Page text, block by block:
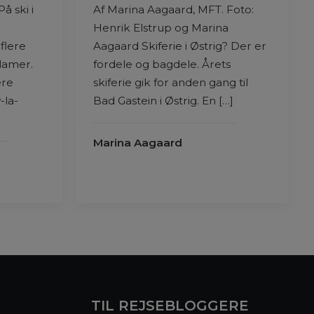
ski i
la-
Af Marina Aagaard, MFT. Foto:
Henrik Elstrup og Marina
Aagaard Skiferie i Østrig? Der er
fordele og bagdele. Årets
skiferie gik for anden gang til
Bad Gastein i Østrig. En […]
Marina Aagaard
TIL REJSEBLOGGERE